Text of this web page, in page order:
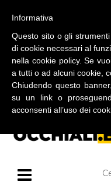
BLOG SU OCCHIALI DA SOLE E
Informativa
Questo sito o gli
di cookie necessari al
nella cookie policy. Se
a tutti o ad alcuni cookie,
Chiudendo questo
su un link o
acconsenti all’uso dei